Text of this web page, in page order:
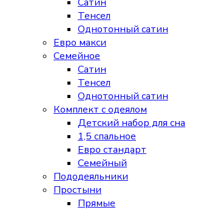
Тенсел
Однотонный сатин
Евро макси
Семейное
Сатин
Тенсел
Однотонный сатин
Комплект с одеялом
Детский набор для сна
1,5 спальное
Евро стандарт
Семейный
Пододеяльники
Простыни
Прямые